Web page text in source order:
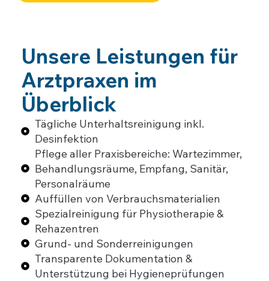
Unsere Leistungen für
Arztpraxen im
Überblick
Tägliche Unterhaltsreinigung inkl.
Desinfektion
Pflege aller Praxisbereiche: Wartezimmer,
Behandlungsräume, Empfang, Sanitär,
Personalräume
Auffüllen von Verbrauchsmaterialien
Spezialreinigung für Physiotherapie &
Rehazentren
Grund- und Sonderreinigungen
Transparente Dokumentation &
Unterstützung bei Hygieneprüfungen